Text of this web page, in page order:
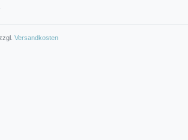
Versandkosten